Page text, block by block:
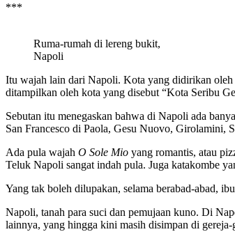
***
Ruma-rumah di lereng bukit,
Napoli
Itu wajah lain dari Napoli. Kota yang didirikan oleh
ditampilkan oleh kota yang disebut “Kota Seribu
Sebutan itu menegaskan bahwa di Napoli ada
San Francesco di Paola, Gesu Nuovo, Girolamini,
Ada pula wajah O Sole Mio yang romantis, atau
Teluk Napoli sangat indah pula. Juga katakombe
Yang tak boleh dilupakan, selama berabad-abad,
Napoli, tanah para suci dan pemujaan kuno. Di
lainnya, yang hingga kini masih disimpan di